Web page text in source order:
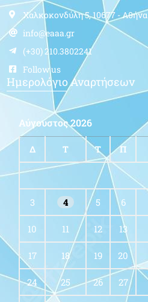
Χαλκοκονδύλη 5, 10677 - Αθήνα
info@eaaa.gr
(+30) 210.3802241
Follow us
Ημερολόγιο Αναρτήσεων
Αύγουστος 2026
Δ Τ Τ Π
3 4 5 6
10 11 12 13
17 18 19 20
24 25 26 27